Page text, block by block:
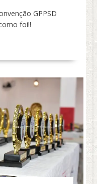
GPPSD
foi!!